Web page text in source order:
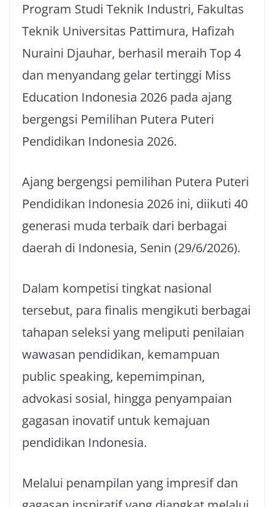
Program Studi Teknik Industri, Fakultas
Teknik Universitas Pattimura, Hafizah
Nuraini Djauhar, berhasil meraih Top 4
dan menyandang gelar tertinggi Miss
Education Indonesia 2026 pada ajang
bergengsi Pemilihan Putera Puteri
Pendidikan Indonesia 2026.
Ajang bergengsi pemilihan Putera Puteri
Pendidikan Indonesia 2026 ini, diikuti 40
generasi muda terbaik dari berbagai
daerah di Indonesia, Senin (29/6/2026).
Dalam kompetisi tingkat nasional
tersebut, para finalis mengikuti berbagai
tahapan seleksi yang meliputi penilaian
wawasan pendidikan, kemampuan
public speaking, kepemimpinan,
advokasi sosial, hingga penyampaian
gagasan inovatif untuk kemajuan
pendidikan Indonesia.
Melalui penampilan yang impresif dan